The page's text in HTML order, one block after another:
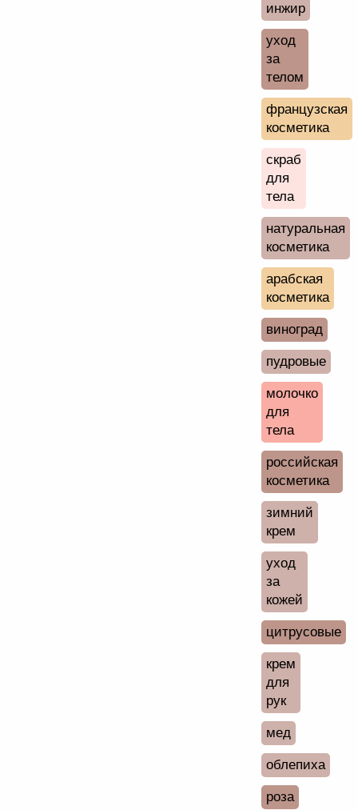
инжир
уход
за
телом
французская
косметика
скраб
для
тела
натуральная
косметика
арабская
косметика
виноград
пудровые
молочко
для
тела
российская
косметика
зимний
крем
уход
за
кожей
цитрусовые
крем
для
рук
мед
облепиха
роза